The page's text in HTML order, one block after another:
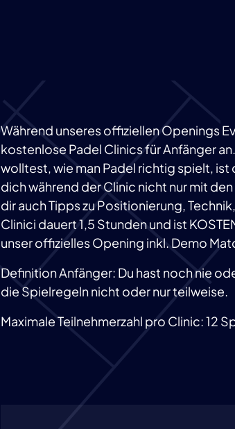
Während unseres offiziellen Openings
kostenlose Padel Clinics für Anfänger
wolltest, wie man Padel richtig spielt, ist
dich während der Clinic nicht nur mit
dir auch Tipps zu Positionierung,
Clinici dauert 1,5 Stunden und ist
unser offizielles Opening inkl. Demo
Definition Anfänger: Du hast noch nie
die Spielregeln nicht oder nur teilweise.
Maximale Teilnehmerzahl pro Clinic: 12